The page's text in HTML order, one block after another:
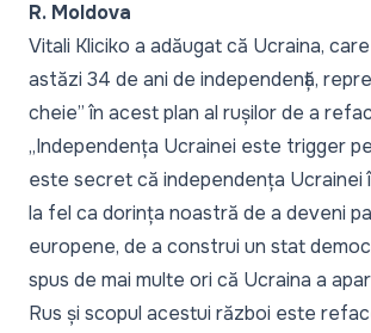
R. Moldova
Vitali Kliciko a adăugat că Ucraina,
astăzi 34 de ani de independență,
cheie”în acest plan al rușilor de a
„Independența Ucrainei este trigger
este secret că independența Ucrainei
la fel ca dorința noastră de a deveni
europene, de a construi un stat
spus de mai multe ori că Ucraina a
Rus și scopul acestui război este